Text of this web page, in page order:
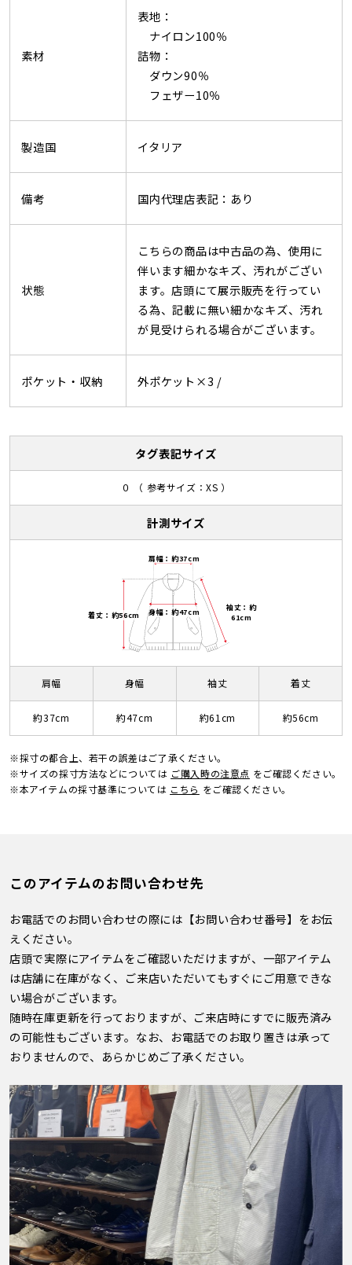
素材
表地：
ナイロン100％
詰物：
ダウン90％
フェザー10％
製造国 イタリア
備考 国内代理店表記：あり
状態
こちらの商品は中古品の為、使用に
伴います細かなキズ、汚れがござい
ます。店頭にて展示販売を行ってい
る為、記載に無い細かなキズ、汚れ
が見受けられる場合がございます。
ポケット・収納 外ポケット×3 /
タグ表記サイズ
０ （ 参考サイズ：XS ）
計測サイズ
肩幅：約37cm
身幅：約47cm
袖丈：約
61cm
着丈：約56cm
肩幅
約37cm
身幅
約47cm
袖丈
約61cm
着丈
約56cm
※採寸の都合上、若干の誤差はご了承ください。
※サイズの採寸方法などについては ご購入時の注意点 をご確認ください。
※本アイテムの採寸基準については こちら をご確認ください。
このアイテムのお問い合わせ先
お電話でのお問い合わせの際には【お問い合わせ番号】をお伝
えください。
店頭で実際にアイテムをご確認いただけますが、一部アイテム
は店舗に在庫がなく、ご来店いただいてもすぐにご用意できな
い場合がございます。
随時在庫更新を行っておりますが、ご来店時にすでに販売済み
の可能性もございます。なお、お電話でのお取り置きは承って
おりませんので、あらかじめご了承ください。